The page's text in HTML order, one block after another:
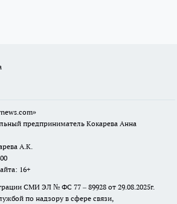
предприниматель Кокарева Анна
А.К.
16+
СМИ ЭЛ № ФС 77 – 89928 от 29.08.2025г.
по надзору в сфере связи,